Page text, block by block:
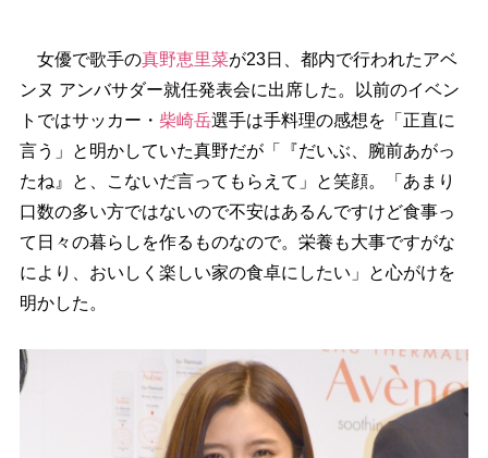
女優で歌手の真野恵里菜が23日、都内で行われたアベ
ンヌ アンバサダー就任発表会に出席した。以前のイベン
トではサッカー・ 柴崎岳選手は手料理の感想を「正直に
言う」と明かしていた真野だが「『だいぶ、腕前あがっ
たね』と、こないだ言ってもらえて」と笑顔。「あまり
口数の多い方ではないので不安はあるんですけど食事っ
て日々の暮らしを作るものなので。栄養も大事ですがな
により、おいしく楽しい家の食卓にしたい」と心がけを
明かした。